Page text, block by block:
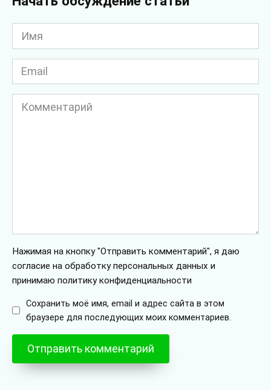
Имя
*
Email
*
Комментарий
Нажимая на кнопку "Отправить комментарий", я даю
согласие на обработку персональных данных и
принимаю политику конфиденциальности
Сохранить моё имя, email и адрес сайта в этом
браузере для последующих моих комментариев.